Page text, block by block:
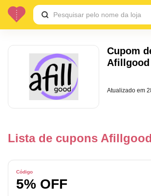
Cupom
Afillgood
Atualizado em
Lista de cupons Afillgood
Código
5% OFF